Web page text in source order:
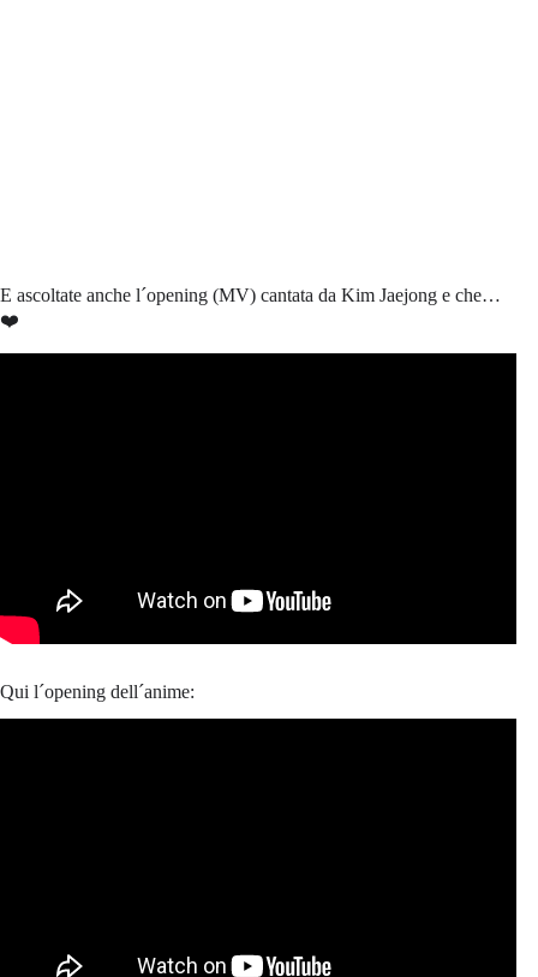
E ascoltate anche l´opening (MV) cantata da Kim Jaejong e che…
❤️
Qui l´opening dell´anime: